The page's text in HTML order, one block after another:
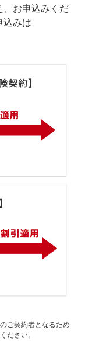
、お申込みくだ
込みは
ご契約者となるため
ださい。